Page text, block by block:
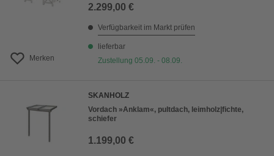
Merken
2.299,00 €
Verfügbarkeit im Markt prüfen
lieferbar
Zustellung 05.09. - 08.09.
SKANHOLZ
Vordach »Anklam«, pultdach, leimholz|fichte,
schiefer
1.199,00 €